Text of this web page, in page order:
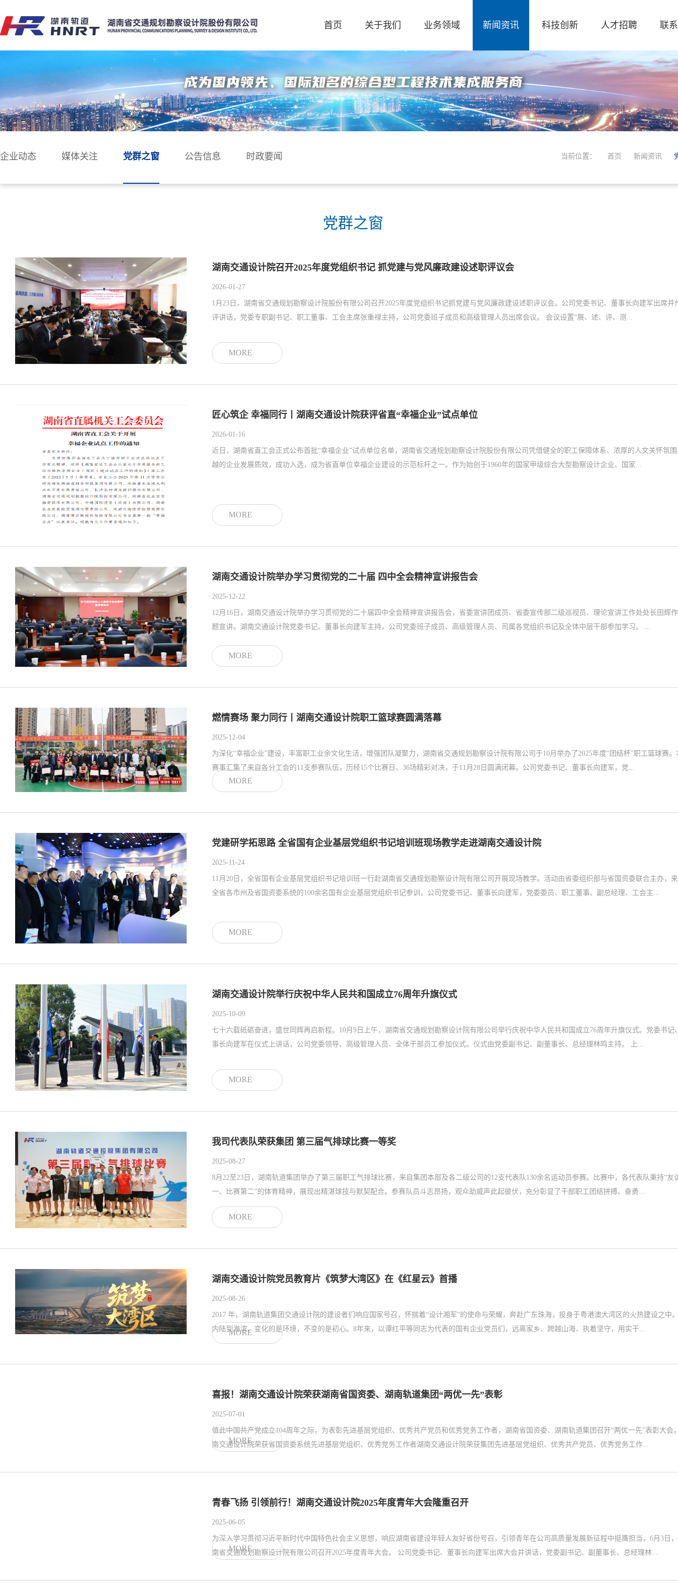
首页 关于我们 业务领域 新闻资讯 科技创新 人才招聘 联
企业动态 媒体关注 党群之窗 公告信息 时政要闻 当前位置： 首页 新闻资讯
党群之窗
湖南交通设计院召开2025年度党组织书记 抓党建与党风廉政建设述职评议会
2026-01-27
1月23日，湖南省交通规划勘察设计院股份有限公司召开2025年度党组织书记抓党建与党风廉政建设述职评议会。公司党委书记、董事长向建军出席并
评讲话，党委专职副书记、职工董事、工会主席张重禄主持，公司党委班子成员和高级管理人员出席会议。 会议设置“展、述、评、测...
MORE
匠心筑企 幸福同行丨湖南交通设计院获评省直“幸福企业”试点单位
2026-01-16
近日，湖南省直工会正式公布首批“幸福企业”试点单位名单，湖南省交通规划勘察设计院股份有限公司凭借健全的职工保障体系、浓厚的人文关怀氛
越的企业发展质效，成功入选，成为省直单位幸福企业建设的示范标杆之一。作为始创于1960年的国家甲级综合大型勘察设计企业、国家...
MORE
湖南交通设计院举办学习贯彻党的二十届 四中全会精神宣讲报告会
2025-12-22
12月16日，湖南交通设计院举办学习贯彻党的二十届四中全会精神宣讲报告会，省委宣讲团成员、省委宣传部二级巡视员、理论宣讲工作处处长田辉
题宣讲。湖南交通设计院党委书记、董事长向建军主持，公司党委班子成员、高级管理人员、司属各党组织书记及全体中层干部参加学习。 ...
MORE
燃情赛场 聚力同行丨湖南交通设计院职工篮球赛圆满落幕
2025-12-04
为深化“幸福企业”建设，丰富职工业余文化生活，增强团队凝聚力，湖南省交通规划勘察设计院有限公司于10月举办了2025年度“团结杯”职工篮球赛。
赛事汇集了来自各分工会的11支参赛队伍，历经15个比赛日、36场精彩对决，于11月28日圆满闭幕。公司党委书记、董事长向建军，党...
MORE
党建研学拓思路 全省国有企业基层党组织书记培训班现场教学走进湖南交通设计院
2025-11-24
11月20日，全省国有企业基层党组织书记培训班一行赴湖南省交通规划勘察设计院有限公司开展现场教学。活动由省委组织部与省国资委联合主办，
全省各市州及省国资委系统的100余名国有企业基层党组织书记参训，公司党委书记、董事长向建军，党委委员、职工董事、副总经理、工会主...
MORE
湖南交通设计院举行庆祝中华人民共和国成立76周年升旗仪式
2025-10-09
七十六载砥砺奋进，盛世同辉再启新程。10月9日上午，湖南省交通规划勘察设计院有限公司举行庆祝中华人民共和国成立76周年升旗仪式。党委书记
事长向建军在仪式上讲话，公司党委领导、高级管理人员、全体干部员工参加仪式。仪式由党委副书记、副董事长、总经理林鸣主持。 上...
MORE
我司代表队荣获集团 第三届气排球比赛一等奖
2025-08-27
8月22至23日，湖南轨道集团举办了第三届职工气排球比赛，来自集团本部及各二级公司的12支代表队130余名运动员参赛。比赛中，各代表队秉持“友
一、比赛第二”的体育精神，展现出精湛球技与默契配合。参赛队员斗志昂扬，观众助威声此起彼伏，充分彰显了干部职工团结拼搏、奋勇...
MORE
湖南交通设计院党员教育片《筑梦大湾区》在《红星云》首播
2025-08-26
2017 年，湖南轨道集团交通设计院的建设者们响应国家号召，怀揣着“设计湘军”的使命与荣耀，奔赴广东珠海，投身于粤港澳大湾区的火热建设之中
内陆到海滨，变化的是环境，不变的是初心。8年来，以谭红平等同志为代表的国有企业党员们，远离家乡、跨越山海、执着坚守，用实干...
MORE
喜报！湖南交通设计院荣获湖南省国资委、湖南轨道集团“两优一先”表彰
2025-07-01
值此中国共产党成立104周年之际，为表彰先进基层党组织、优秀共产党员和优秀党务工作者，湖南省国资委、湖南轨道集团召开“两优一先”表彰大会
南交通设计院荣获省国资委系统先进基层党组织、优秀党务工作者湖南交通设计院荣获集团先进基层党组织、优秀共产党员、优秀党务工作...
MORE
青春飞扬 引领前行！湖南交通设计院2025年度青年大会隆重召开
2025-06-05
为深入学习贯彻习近平新时代中国特色社会主义思想，响应湖南省建设年轻人友好省份号召，引领青年在公司高质量发展新征程中挺膺担当，6月3日
南省交通规划勘察设计院有限公司召开2025年度青年大会。 公司党委书记、董事长向建军出席大会并讲话，党委副书记、副董事长、总经理林...
MORE